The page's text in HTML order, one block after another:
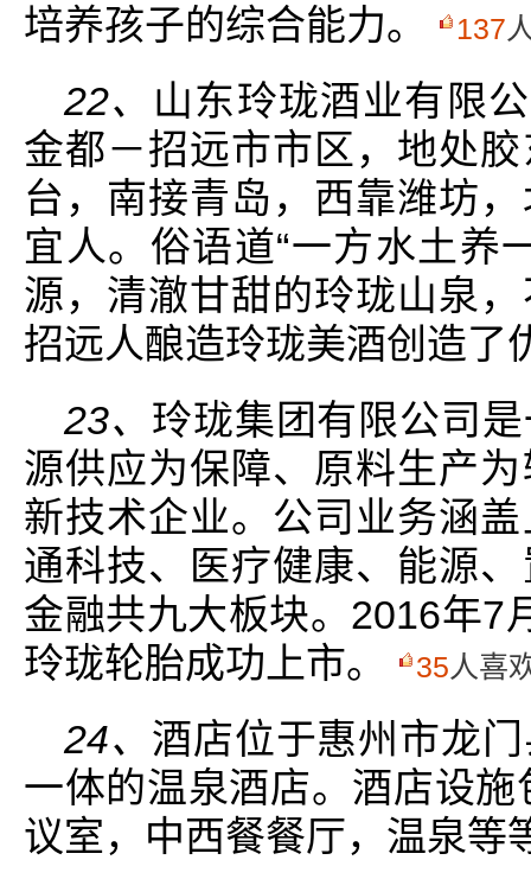
培养孩子的综合能力。
137
22、 山东玲珑酒业有限
金都－招远市市区，地处
台，南接青岛，西靠潍坊
宜人。俗语道“一方水土养
源，清澈甘甜的玲珑山泉
招远人酿造玲珑美酒创造了
23、 玲珑集团有限公司
源供应为保障、原料生产
新技术企业。公司业务涵
通科技、医疗健康、能源
金融共九大板块。2016年7
玲珑轮胎成功上市。
35人喜
24、 酒店位于惠州市龙
一体的温泉酒店。酒店设
议室，中西餐餐厅，温泉等